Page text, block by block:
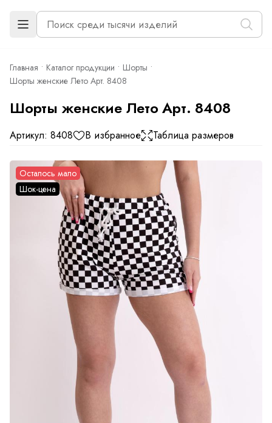
Главная Каталог продукции
Шорты
Шорты женские Лето Арт. 8408
Шорты женские Лето Арт. 8408
Артикул: 8408 В избранное Таблица размеров
Осталось мало
Шок-цена